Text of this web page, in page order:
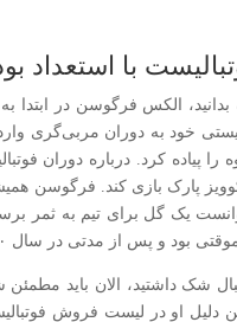
با استعداد
الکس فرگوسن در ابتدا به
خود به دوران مربی‌گری
پیاده کرد. درباره دوران
در سال ۱۹۵۶ در تیم کوویز پارک بازی
یک گل برای تیم به ثمر
مدتی در سال ۱۹۶۰ وارد تیم سنت جانسون شد.
همین دلیل او در لیست فروش